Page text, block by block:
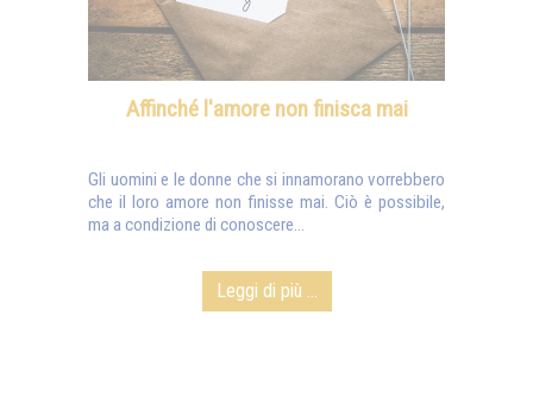
Affinché l'amore non finisca mai
Gli uomini e le donne che si innamorano vorrebbero
che il loro amore non finisse mai. Ciò è possibile,
ma a condizione di conoscere...
Leggi di più ...